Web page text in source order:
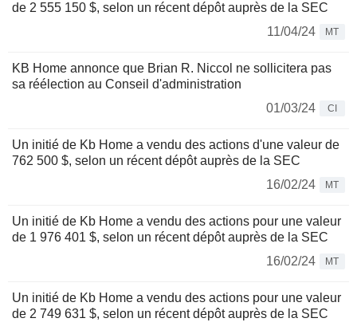
de 2 555 150 $, selon un récent dépôt auprès de la SEC
11/04/24
MT
KB Home annonce que Brian R. Niccol ne sollicitera pas
sa réélection au Conseil d'administration
01/03/24
CI
Un initié de Kb Home a vendu des actions d'une valeur de
762 500 $, selon un récent dépôt auprès de la SEC
16/02/24
MT
Un initié de Kb Home a vendu des actions pour une valeur
de 1 976 401 $, selon un récent dépôt auprès de la SEC
16/02/24
MT
Un initié de Kb Home a vendu des actions pour une valeur
de 2 749 631 $, selon un récent dépôt auprès de la SEC